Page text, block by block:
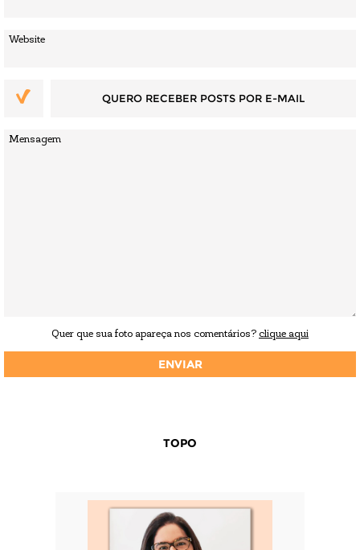
QUERO RECEBER POSTS POR E-MAIL
Quer que sua foto apareça nos comentários? clique aqui
TOPO